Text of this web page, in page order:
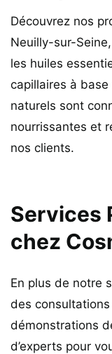
Découvrez nos
Neuilly-sur-
les huiles
capillaires à
naturels sont
nourrissantes et
nos clients.
Services
chez
En plus de notre
des
démonstrations
d’experts pour